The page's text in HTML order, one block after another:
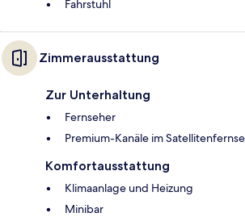
Fahrstuhl
Zimmerausstattung
Zur Unterhaltung
Fernseher
Premium-Kanäle im
Komfortausstattung
Klimaanlage und Heizung
Minibar